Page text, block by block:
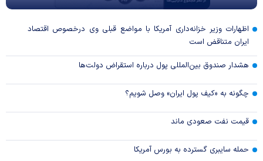
اظهارات وزیر خزانه‌داری آمریکا با مواضع قبلی وی درخصوص اقتصاد
ایران متناقض است
هشدار صندوق بین‌المللی پول درباره استقراض دولت‌ها
چگونه به «کیف پول ایران» وصل شویم؟
قیمت نفت صعودی ماند
حمله سایبری گسترده به بورس آمریکا